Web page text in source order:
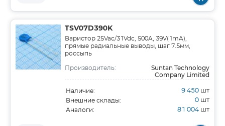
TSV07D390K
Варистор 25Vac/31Vdc, 500A, 39V(1mA),
прямые радиальные выводы, шаг 7.5мм,
россыпь
Производитель:
Suntan Technology
Company Limited
Наличие: 9 450 шт
Внешние склады: 0 шт
Аналоги: 81 004 шт